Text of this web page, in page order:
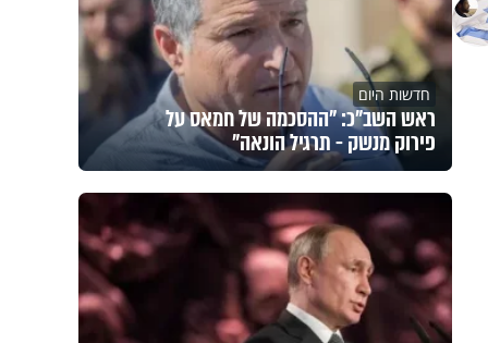
חדשות היום
ראש השב"כ: "ההסכמה של חמאס על
פירוק מנשק - תרגיל הונאה"